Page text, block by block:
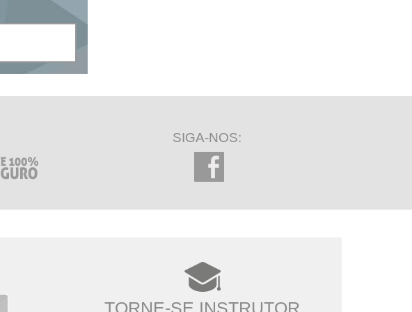
SIGA-NOS:
TORNE-SE INSTRUTOR